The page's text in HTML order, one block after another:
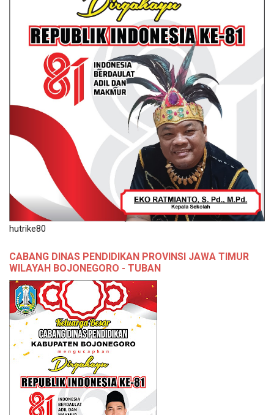
hutrike80
CABANG DINAS PENDIDIKAN PROVINSI JAWA TIMUR
WILAYAH BOJONEGORO - TUBAN